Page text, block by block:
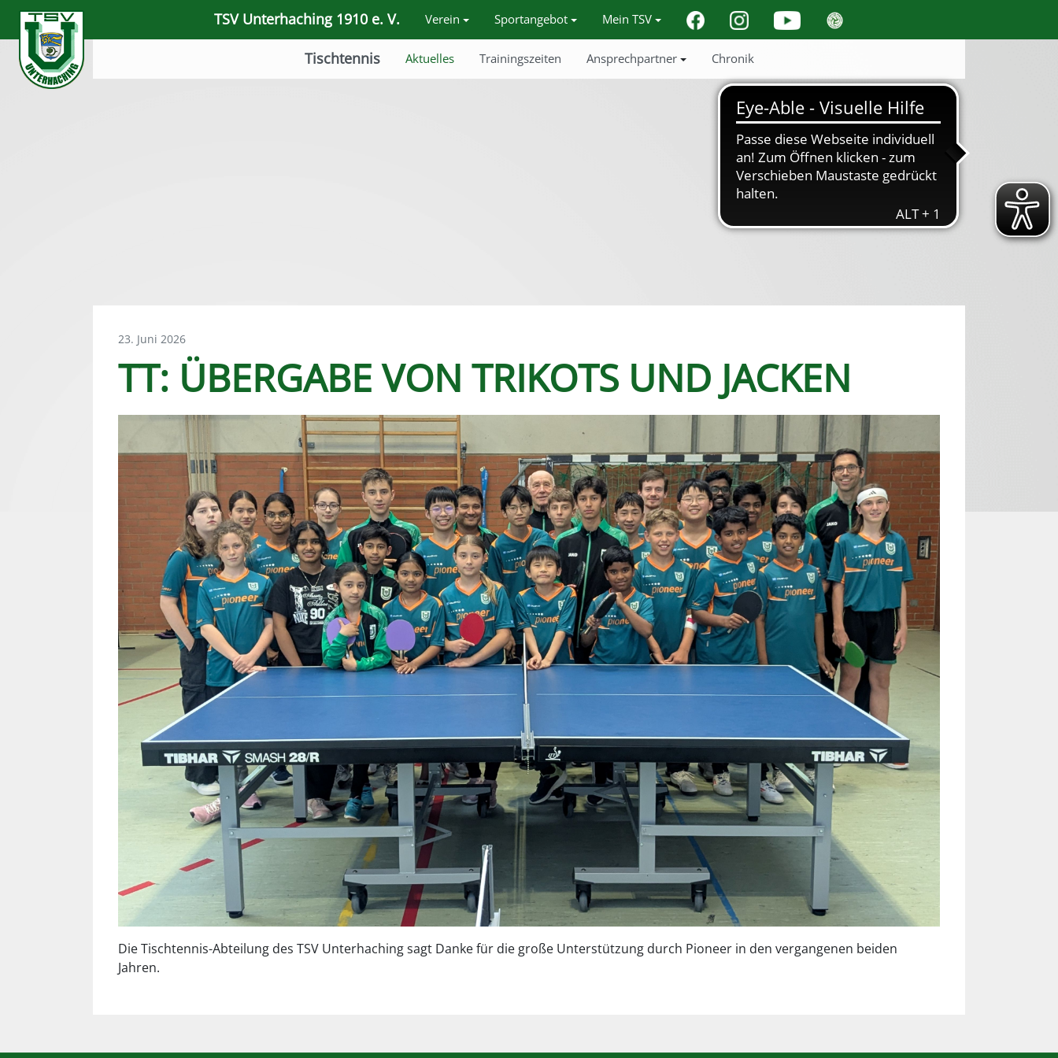
TSV Unterhaching 1910 e. V. Verein Sportangebot Mein TSV
Tischtennis Aktuelles Trainingszeiten Ansprechpartner Chronik
23. Juni 2026
TT: ÜBERGABE VON TRIKOTS UND JACKEN
Die Tischtennis-Abteilung des TSV Unterhaching sagt Danke für die große Unterstützung durch Pioneer in den vergangenen beiden
Jahren.